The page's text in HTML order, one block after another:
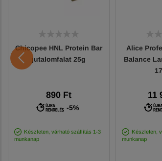
Chicopee HNL Protein Bar
jutalomfalat 25g
890 Ft
-5%
Készleten, várható szállítás 1-3
munkanap
Alice
Balance
11
Készleten,
munkanap